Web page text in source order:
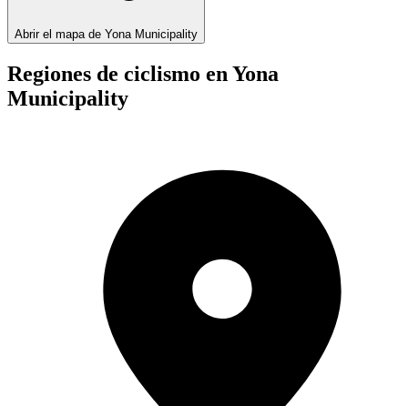
Abrir el mapa de Yona Municipality
Regiones de ciclismo en Yona
Municipality